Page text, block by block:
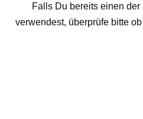
Falls Du bereits einen
verwendest, überprüfe bitte